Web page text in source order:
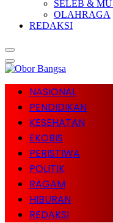
SELEB &
OLAHRAGA
REDAKSI
NASIONAL
PENDIDIKAN
KESEHATAN
EKOBIS
PERISTIWA
POLITIK
RAGAM
HIBURAN
REDAKSI